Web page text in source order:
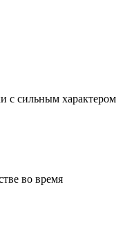
с сильным характером
во время